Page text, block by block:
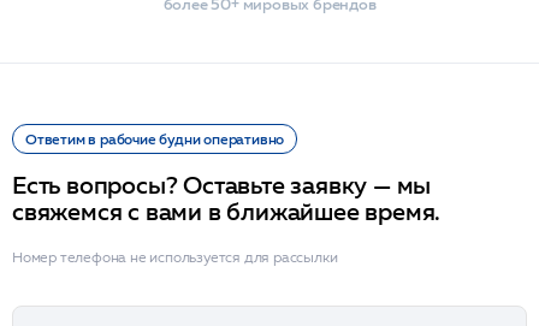
Ответим в рабочие будни оперативно
Есть вопросы? Оставьте заявку — мы
свяжемся с вами в ближайшее время.
Номер телефона не используется для рассылки